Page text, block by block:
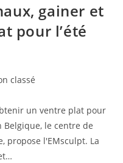
gainer et
pour l’été
classé
un ventre plat pour
Belgique, le centre de
propose l'EMsculpt. La